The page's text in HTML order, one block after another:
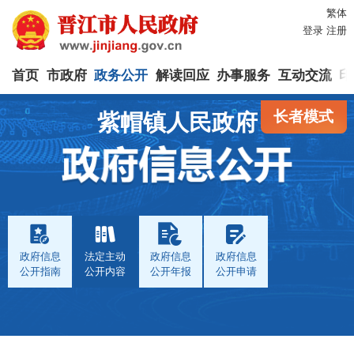
繁体
登录 注册
首页 市政府 政务公开 解读回应 办事服务 互动交流
长者模式
紫帽镇人民政府
政府信息
公开指南
法定主动
公开内容
政府信息
公开年报
政府信息
公开申请